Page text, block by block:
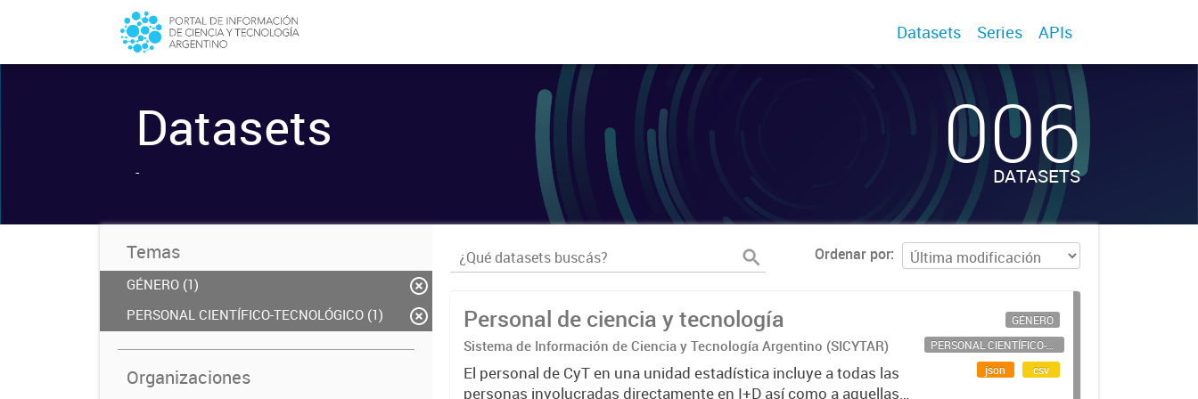
Datasets Series APIs
Datasets
- 006
DATASETS
Temas
GÉNERO (1)
PERSONAL CIENTÍFICO-TECNOLÓGICO (1)
Organizaciones
Ordenar por
Personal de ciencia y tecnología
Sistema de Información de Ciencia y Tecnología Argentino (SICYTAR)
El personal de CyT en una unidad estadística incluye a todas las
personas involucradas directamente en I+D así como a aquellas
GÉNERO
PERSONAL CIENTÍFICO-TECNOLÓGICO
json
csv